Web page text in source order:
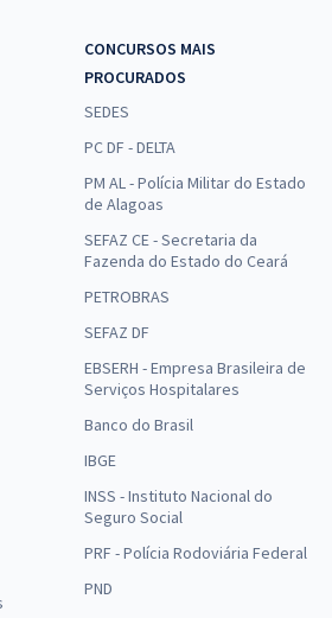
CONCURSOS MAIS
PROCURADOS
SEDES
PC DF - DELTA
PM AL - Polícia Militar do Estado
de Alagoas
SEFAZ CE - Secretaria da
Fazenda do Estado do Ceará
PETROBRAS
SEFAZ DF
EBSERH - Empresa Brasileira de
Serviços Hospitalares
Banco do Brasil
IBGE
INSS - Instituto Nacional do
Seguro Social
PRF - Polícia Rodoviária Federal
PND